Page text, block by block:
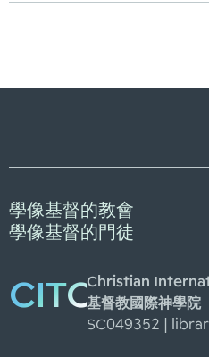
學像基督的教會
學像基督的門徒
CITCChristian
基督教國際神學院
SC049352 |